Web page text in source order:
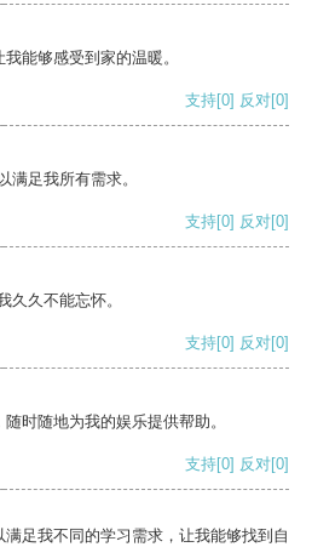
能够感受到家的温暖。
支持[0] 反对[0]
满足我所有需求。
支持[0] 反对[0]
久久不能忘怀。
支持[0] 反对[0]
时随地为我的娱乐提供帮助。
支持[0] 反对[0]
足我不同的学习需求，让我能够找到自